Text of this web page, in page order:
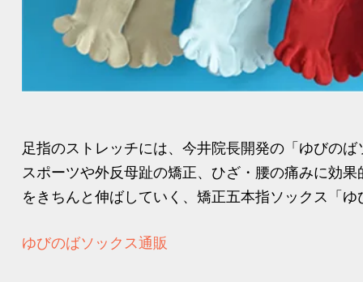
足指のストレッチには、今井院長開発の「ゆびの
スポーツや外反母趾の矯正、ひざ・腰の痛みに効
をきちんと伸ばしていく、矯正五本指ソックス「
ゆびのばソックス通販